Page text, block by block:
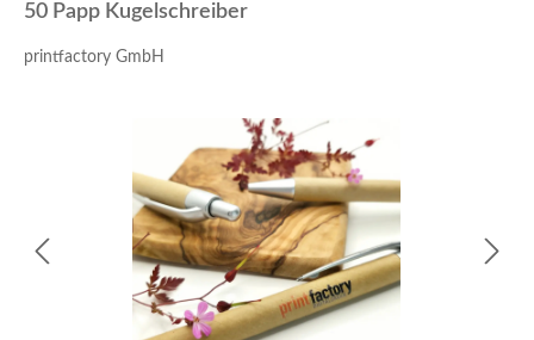
50 Papp Kugelschreiber
printfactory GmbH